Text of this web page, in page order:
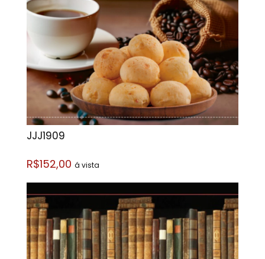
JJJ1909
R$152,00 á vista